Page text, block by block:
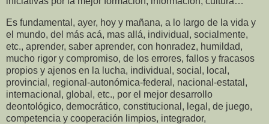
Es fundamental, ayer, hoy y mañana, a lo largo de la vida y
el mundo, del más acá, mas allá, individual, socialmente,
etc., aprender, saber aprender, con honradez, humildad,
mucho rigor y compromiso, de los errores, fallos y fracasos
propios y ajenos en la lucha, individual, social, local,
provincial, regional-autonómica-federal, nacional-estatal,
internacional, global, etc., por el mejor desarrollo
deontológico, democrático, constitucional, legal, de juego,
competencia y cooperación limpios, integrador,